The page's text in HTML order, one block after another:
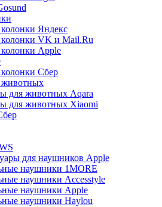
Яндекс
VK и Mail.Ru
Apple
Сбер
животных
для животных Aqara
для животных Xiaomi
для наушников Apple
наушники 1MORE
наушники Accesstyle
наушники Apple
наушники Haylou